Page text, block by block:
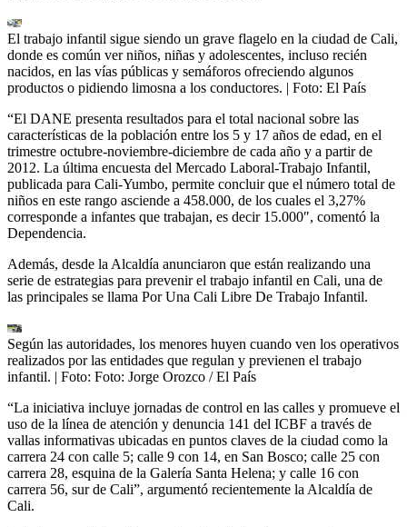
El trabajo infantil sigue siendo un grave flagelo en la ciudad de Cali,
donde es común ver niños, niñas y adolescentes, incluso recién
nacidos, en las vías públicas y semáforos ofreciendo algunos
productos o pidiendo limosna a los conductores. | Foto: El País
“El DANE presenta resultados para el total nacional sobre las
características de la población entre los 5 y 17 años de edad, en el
trimestre octubre-noviembre-diciembre de cada año y a partir de
2012. La última encuesta del Mercado Laboral-Trabajo Infantil,
publicada para Cali-Yumbo, permite concluir que el número total de
niños en este rango asciende a 458.000, de los cuales el 3,27%
corresponde a infantes que trabajan, es decir 15.000″, comentó la
Dependencia.
Además, desde la Alcaldía anunciaron que están realizando una
serie de estrategias para prevenir el trabajo infantil en Cali, una de
las principales se llama Por Una Cali Libre De Trabajo Infantil.
Según las autoridades, los menores huyen cuando ven los operativos
realizados por las entidades que regulan y previenen el trabajo
infantil. | Foto: Foto: Jorge Orozco / El País
“La iniciativa incluye jornadas de control en las calles y promueve el
uso de la línea de atención y denuncia 141 del ICBF a través de
vallas informativas ubicadas en puntos claves de la ciudad como la
carrera 24 con calle 5; calle 9 con 14, en San Bosco; calle 25 con
carrera 28, esquina de la Galería Santa Helena; y calle 16 con
carrera 56, sur de Cali”, argumentó recientemente la Alcaldía de
Cali.